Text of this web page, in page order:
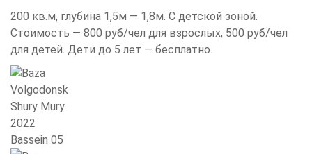
200 кв.м, глубина 1,5м — 1,8м. С детской зоной.
Стоимость — 800 руб/чел для взрослых, 500 руб/чел
для детей. Дети до 5 лет — бесплатно.